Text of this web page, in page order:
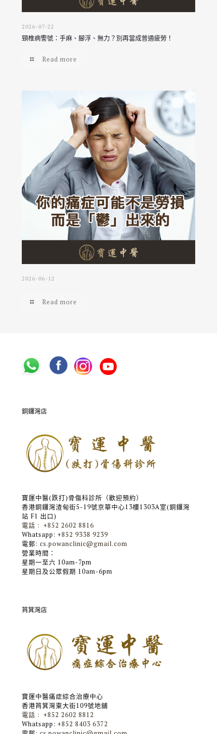
2026-07-22
頸椎病警號：手麻、腳浮、無力？別再當成普通疲勞！
Read more
2026-06-12
Read more
銅鑼灣店
寶運中醫(跌打)骨傷科診所（歡迎預約）
香港銅鑼灣渣甸街5-19號京華中心13樓1303A室(銅鑼灣
站 F1 出口)
電話 : +852 2602 8816
Whatsapp: +852 9338 9239
電郵: cs.powanclinic@gmail.com
營業時間：
星期一至六 10am-7pm
星期日及公眾假期 10am-6pm
筲箕灣店
寶運中醫痛症綜合治療中心
香港筲箕灣東大街109號地舖
電話 : +852 2602 8812
Whatsapp: +852 8403 6372